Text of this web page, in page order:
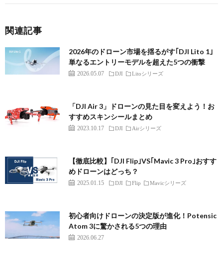
関連記事
2026年のドローン市場を揺るがす｢DJI Lito 1｣
単なるエントリーモデルを超えた5つの衝撃
2026.05.07 DJI Litoシリーズ
「DJI Air 3」ドローンの見た目を変えよう！お
すすめスキンシールまとめ
2023.10.17 DJI Airシリーズ
【徹底比較】｢DJI Flip｣VS｢Mavic 3 Pro｣おすす
めドローンはどっち？
2025.01.15 DJI Flip Mavicシリーズ
初心者向けドローンの決定版が進化！Potensic
Atom 3に驚かされる5つの理由
2026.06.27